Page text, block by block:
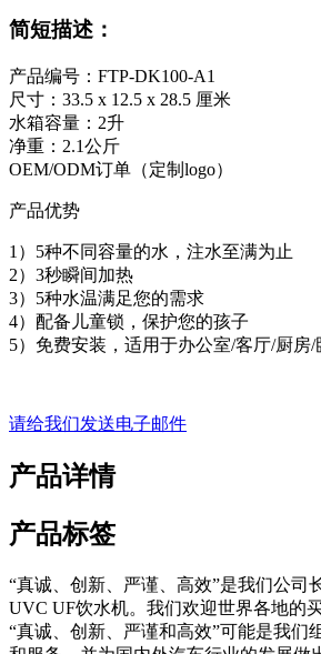
简短描述：
产品编号：FTP-DK100-A1
尺寸：33.5 x 12.5 x 28.5 厘米
水箱容量：2升
净重：2.1公斤
OEM/ODM订单（定制logo）
产品优势
1）5种不同容量的水，注水至满为止
2）3秒瞬间加热
3）5种水温满足您的需求
4）配备儿童锁，保护您的孩子
5）免费安装，适用于办公室/客厅/厨房/
请给我们发送电子邮件
产品详情
产品标签
“真诚、创新、严谨、​​高效”是我们公
UVC UF饮水机。我们欢迎世界各地的
“真诚、创新、严谨和高效”可能是我们